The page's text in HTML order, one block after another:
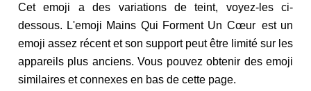
Cet emoji a des variations de teint, voyez-les ci-
dessous. L'emoji Mains Qui Forment Un Cœur est un
emoji assez récent et son support peut être limité sur les
appareils plus anciens. Vous pouvez obtenir des emoji
similaires et connexes en bas de cette page.